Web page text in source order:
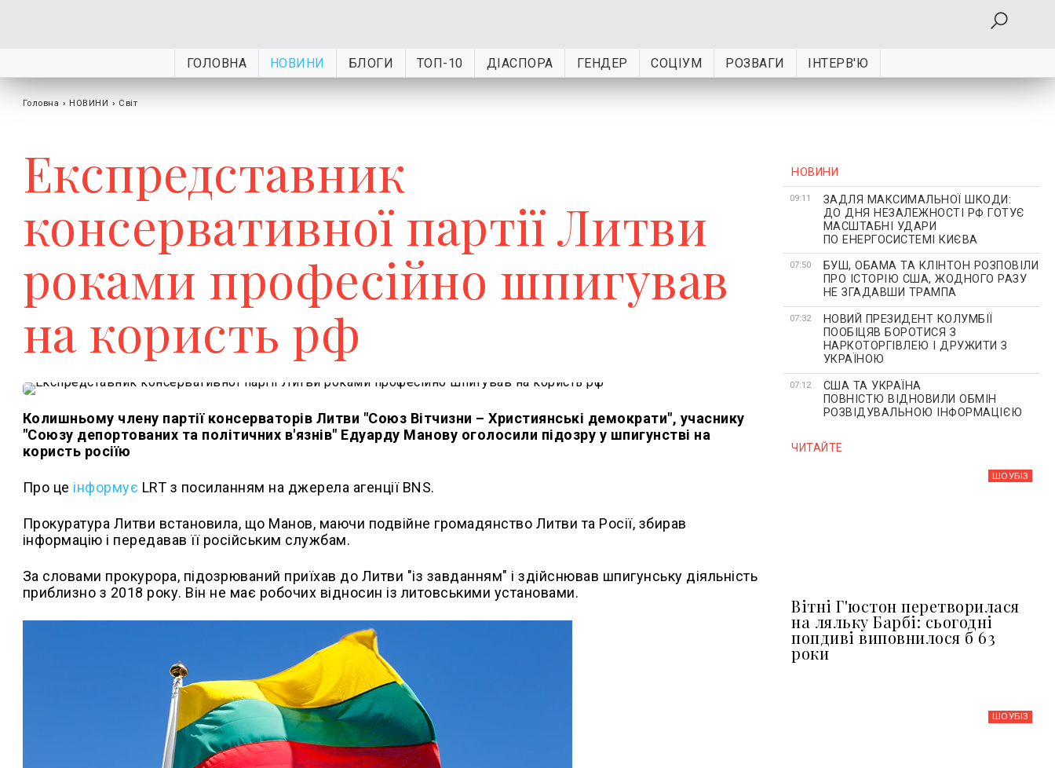
ГОЛОВНА НОВИНИ БЛОГИ ТОП-10 ДІАСПОРА ГЕНДЕР СОЦІУМ РОЗВАГИ ІНТЕРВ'Ю
Головна › НОВИНИ › Світ
Експредставник
консервативної партії Литви
роками професійно шпигував
на користь рф
Колишньому члену партії консерваторів Литви "Союз Вітчизни – Християнські демократи", учаснику
"Союзу депортованих та політичних в'язнів" Едуарду Манову оголосили підозру у шпигунстві на
користь росіїю
Про це інформує LRT з посиланням на джерела агенції BNS.
Прокуратура Литви встановила, що Манов, маючи подвійне громадянство Литви та Росії, збирав
інформацію і передавав її російським службам.
За словами прокурора, підозрюваний приїхав до Литви "із завданням" і здійснював шпигунську діяльність
приблизно з 2018 року. Він не має робочих відносин із литовськими установами.
НОВИНИ
09:11
ЗАДЛЯ МАКСИМАЛЬНОЇ ШКОДИ:
ДО ДНЯ НЕЗАЛЕЖНОСТІ РФ ГОТУЄ
МАСШТАБНІ УДАРИ
ПО ЕНЕРГОСИСТЕМІ КИЄВА
07:50
БУШ, ОБАМА ТА КЛІНТОН РОЗПОВІЛИ
ПРО ІСТОРІЮ США, ЖОДНОГО РАЗУ
НЕ ЗГАДАВШИ ТРАМПА
07:32
НОВИЙ ПРЕЗИДЕНТ КОЛУМБІЇ
ПООБІЦЯВ БОРОТИСЯ З
НАРКОТОРГІВЛЕЮ І ДРУЖИТИ З
УКРАЇНОЮ
07:12
США ТА УКРАЇНА
ПОВНІСТЮ ВІДНОВИЛИ ОБМІН
РОЗВІДУВАЛЬНОЮ ІНФОРМАЦІЄЮ
ЧИТАЙТЕ
ШОУБIЗ
Вітні Г'юстон перетворилася
на ляльку Барбі: сьогодні
попдиві виповнилося б 63
роки
ШОУБIЗ